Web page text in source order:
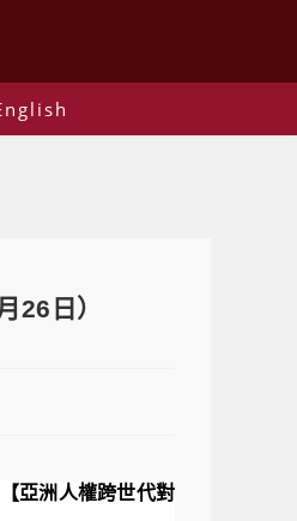
26日）
【亞洲人權跨世代對